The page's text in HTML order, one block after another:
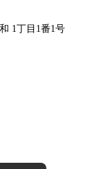
1丁目1番1号